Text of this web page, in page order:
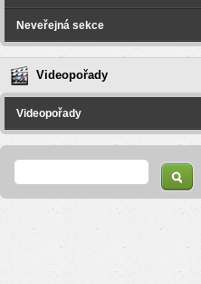
Neveřejná sekce
Videopořady
Videopořady